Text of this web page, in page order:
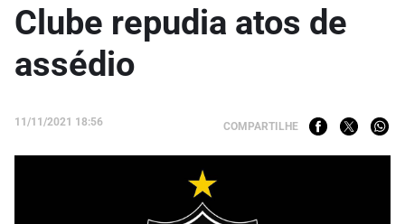
Clube repudia atos de
assédio
11/11/2021 18:56 COMPARTILHE